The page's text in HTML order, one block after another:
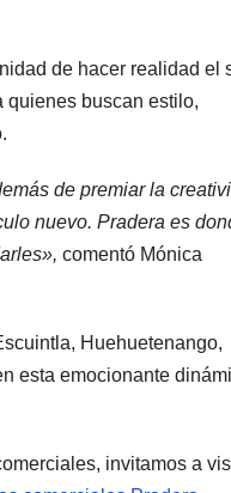
de hacer realidad el
quienes buscan estilo,
de premiar la
nuevo. Pradera es
comentó Mónica
Huehuetenango,
esta emocionante
invitamos a